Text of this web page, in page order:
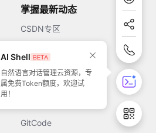
掌握最新动态
CSDN专区
51CTO
GitCode
AI Shell
自然语言对话管理云资源，专
属免费Token额度，欢迎试
用！